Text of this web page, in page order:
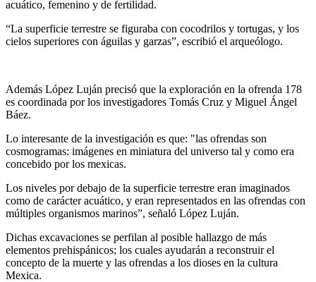
acuático, femenino y de fertilidad.
“La superficie terrestre se figuraba con cocodrilos y tortugas, y los
cielos superiores con águilas y garzas”, escribió el arqueólogo.
Además López Luján precisó que la exploración en la ofrenda 178
es coordinada por los investigadores Tomás Cruz y Miguel Ángel
Báez.
Lo interesante de la investigación es que: "las ofrendas son
cosmogramas: imágenes en miniatura del universo tal y como era
concebido por los mexicas.
Los niveles por debajo de la superficie terrestre eran imaginados
como de carácter acuático, y eran representados en las ofrendas con
múltiples organismos marinos”, señaló López Luján.
Dichas excavaciones se perfilan al posible hallazgo de más
elementos prehispánicos; los cuales ayudarán a reconstruir el
concepto de la muerte y las ofrendas a los dioses en la cultura
Mexica.